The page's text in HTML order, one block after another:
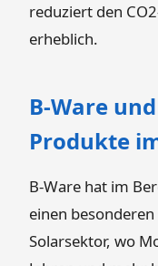
reduziert den
erheblich.
B-Ware
Produkte
B-Ware hat im
einen
Solarsektor, wo